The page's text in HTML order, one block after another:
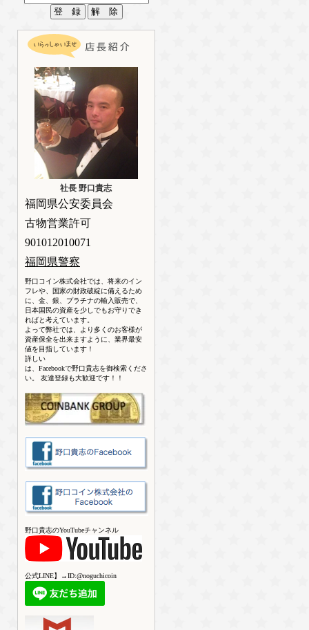
社長 野口貴志
福岡県公安委員会
古物営業許可
901012010071
福岡県警察
野口コイン株式会社では、将来のイン
フレや、国家の財政破綻に備えるため
に、金、銀、プラチナの輸入販売で、
日本国民の資産を少しでもお守りでき
ればと考えています。
よって弊社では、より多くのお客様が
資産保全を出来ますように、業界最安
値を目指しています！
詳しい
は、Facebookで野口貴志を御検索くださ
い。 友達登録も大歓迎です！！
野口貴志のYouTubeチャンネル
公式LINE】→ID:@noguchicoin